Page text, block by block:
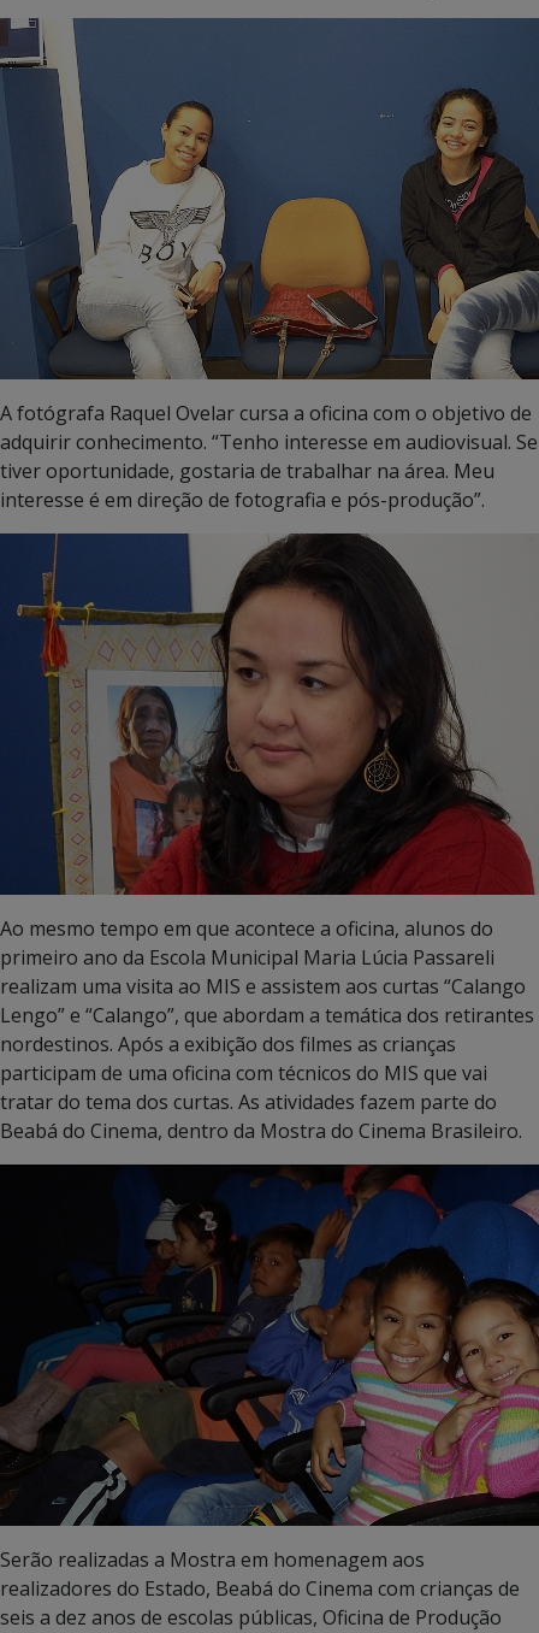
A fotógrafa Raquel Ovelar cursa a oficina com o objetivo de
adquirir conhecimento. “Tenho interesse em audiovisual. Se
tiver oportunidade, gostaria de trabalhar na área. Meu
interesse é em direção de fotografia e pós-produção”.
Ao mesmo tempo em que acontece a oficina, alunos do
primeiro ano da Escola Municipal Maria Lúcia Passareli
realizam uma visita ao MIS e assistem aos curtas “Calango
Lengo” e “Calango”, que abordam a temática dos retirantes
nordestinos. Após a exibição dos filmes as crianças
participam de uma oficina com técnicos do MIS que vai
tratar do tema dos curtas. As atividades fazem parte do
Beabá do Cinema, dentro da Mostra do Cinema Brasileiro.
Serão realizadas a Mostra em homenagem aos
realizadores do Estado, Beabá do Cinema com crianças de
seis a dez anos de escolas públicas, Oficina de Produção